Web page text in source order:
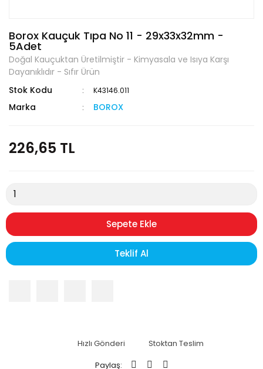
Borox Kauçuk Tıpa No 11 - 29x33x32mm -
5Adet
Doğal Kauçuktan Üretilmiştir - Kimyasala ve Isıya Karşı
Dayanıklıdır - Sıfır Ürün
Stok Kodu
K43146.011
Marka BOROX
226,65 TL
Sepete Ekle
Teklif Al
Hızlı Gönderi
Stoktan Teslim
Paylaş: